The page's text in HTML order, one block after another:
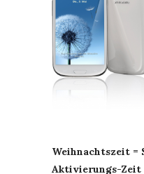
Weihnachtszeit =
Aktivierungs-Zeit